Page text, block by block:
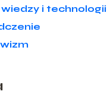
i technologii